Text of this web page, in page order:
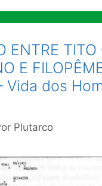
ENTRE
E
Vida dos
Plutarco